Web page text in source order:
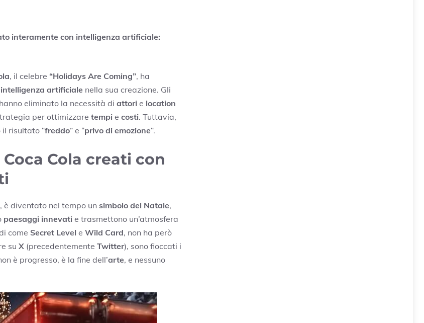
interamente con intelligenza artificiale:
, il celebre “Holidays Are Coming”, ha
intelligenza artificiale nella sua creazione. Gli
eliminato la necessità di attori e location
per ottimizzare tempi e costi. Tuttavia,
risultato “freddo” e “privo di emozione“.
Cola creati con
, è diventato nel tempo un simbolo del Natale,
paesaggi innevati e trasmettono un’atmosfera
come Secret Level e Wild Card, non ha però
su X (precedentemente Twitter), sono fioccati i
è progresso, è la fine dell’arte, e nessuno